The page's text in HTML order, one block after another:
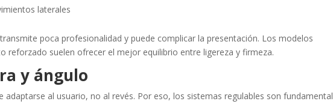
laterales
poca profesionalidad y puede complicar la presentación. Los modelos
reforzado suelen ofrecer el mejor equilibrio entre ligereza y firmeza.
y ángulo
adaptarse al usuario, no al revés. Por eso, los sistemas regulables son